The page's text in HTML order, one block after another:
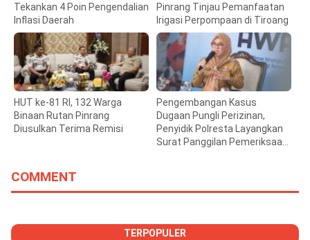
Tekankan 4 Poin Pengendalian
Inflasi Daerah
Pinrang Tinjau Pemanfaatan
Irigasi Perpompaan di Tiroang
HUT ke-81 RI, 132 Warga
Binaan Rutan Pinrang
Diusulkan Terima Remisi
Pengembangan Kasus
Dugaan Pungli Perizinan,
Penyidik Polresta Layangkan
Surat Panggilan Pemeriksaan
COMMENT
TERPOPULER